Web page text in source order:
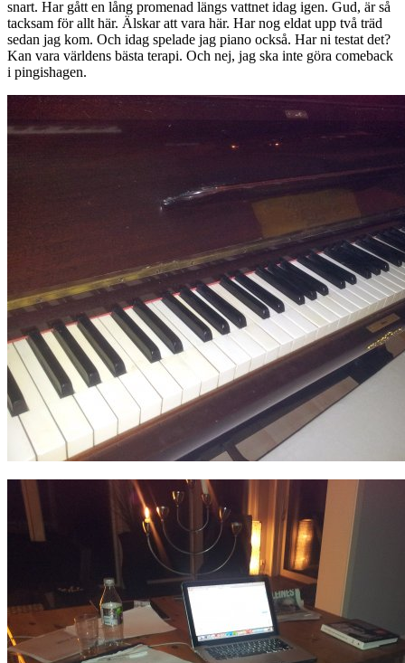
snart. Har gått en lång promenad längs vattnet idag igen. Gud, är så
tacksam för allt här. Älskar att vara här. Har nog eldat upp två träd
sedan jag kom. Och idag spelade jag piano också. Har ni testat det?
Kan vara världens bästa terapi. Och nej, jag ska inte göra comeback
i pingishagen.